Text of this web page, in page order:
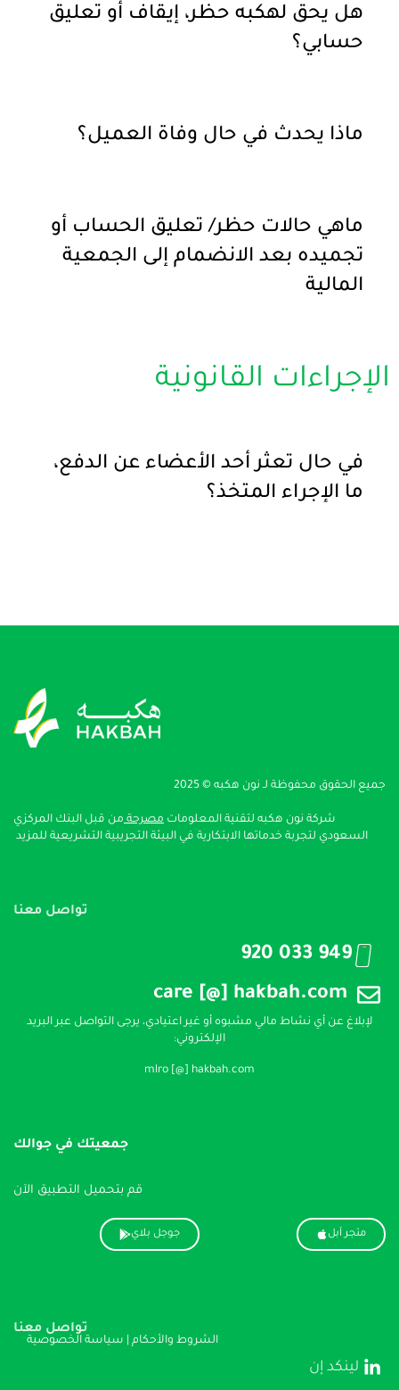
هل يحق لهكبه حظر، إيقاف أو تعليق
حسابي؟
ماذا يحدث في حال وفاة العميل؟
ماهي حالات حظر/ تعليق الحساب أو
تجميده بعد الانضمام إلى الجمعية
المالية
الإجراءات القانونية
في حال تعثر أحد الأعضاء عن الدفع،
ما الإجراء المتخذ؟
جميع الحقوق محفوظة لـ نون هكبه © 2025
شركة نون هكبه لتقنية المعلومات مصرحة من قبل البنك المركزي
السعودي لتجربة خدماتها الابتكارية في البيئة التجريبية التشريعية للمزيد
تواصل معنا
920 033 949
care [@] hakbah.com
لإبلاغ عن أي نشاط مالي مشبوه أو غير اعتيادي، يرجى التواصل عبر البريد
الإلكتروني:
mlro [@] hakbah.com
جمعيتك في جوالك
قم بتحميل التطبيق الآن
متجر آبل جوجل بلاي
الشروط والأحكام سياسة الخصوصية
تواصل معنا
لينكد إن